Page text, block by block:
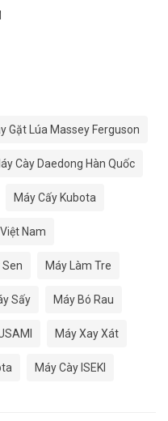
Gặt Lúa Massey Ferguson
Cày Daedong Hàn Quốc
Máy Cấy Kubota
Nam
Sen Máy Làm Tre
Sấy Máy Bó Rau
Máy Xay Xát
Máy Cày ISEKI